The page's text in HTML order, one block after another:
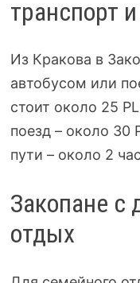
транспорт
Из Кракова в
автобусом или
стоит около 25
поезд – около 30
пути – около 2
Закопане с
отдых